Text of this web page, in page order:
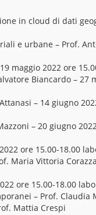
in cloud di dati
e urbane – Prof.
maggio 2022 ore
Biancardo – 27
– 14 giugno
– 20 giugno
ore 15.00-18.00
Maria Vittoria
ore 15.00-18.00
– Prof. Claudia
Mattia Crespi